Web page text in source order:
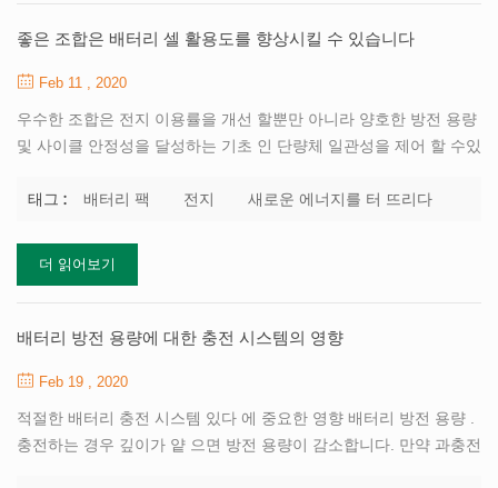
방전 일관성을 달성하고 재생하고 해제 할 수 있습니다. 일관성이 나
쁜 경우 전체 배터리에 심각한 영향을 줄 ...
좋은 조합은 배터리 셀 활용도를 향상시킬 수 있습니다
Feb 11 , 2020
우수한 조합은 전지 이용률을 개선 할뿐만 아니라 양호한 방전 용량
및 사이클 안정성을 달성하는 기초 인 단량체 일관성을 제어 할 수있
이며, 이는 사이클링 성능 및 배터리의 가용 용량을 약화시킬 것이
됩니다. 배터리 성능의 정성 분석은 정량 분석으로 변환되며, 배터리
됩니다. 그룹 별 셀 스크리닝 기반의 종합 성능 평...
태그 : 배터리 팩 전지 새로운 에너지를 터 뜨리다
더 읽어보기
배터리 방전 용량에 대한 충전 시스템의 영향
Feb 19 , 2020
적절한 배터리 충전 시스템 있다 에 중요한 영향 배터리 방전 용량 .
충전하는 경우 깊이가 얕 으면 방전 용량이 감소합니다. 만약 과충전